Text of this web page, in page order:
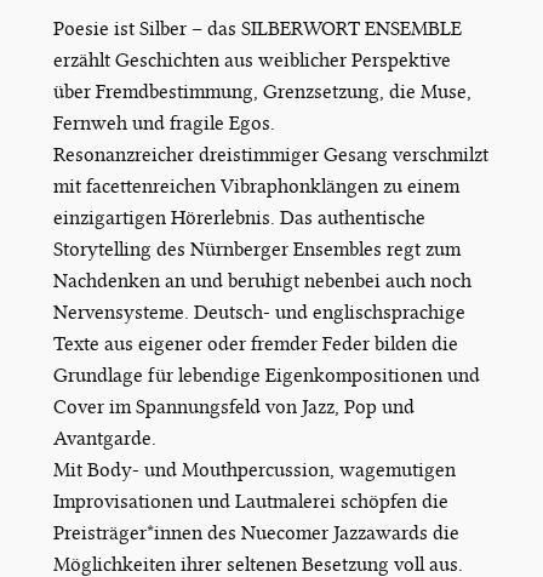
Poesie ist Silber – das SILBERWORT ENSEMBLE
erzählt Geschichten aus weiblicher Perspektive
über Fremdbestimmung, Grenzsetzung, die Muse,
Fernweh und fragile Egos.
Resonanzreicher dreistimmiger Gesang verschmilzt
mit facettenreichen Vibraphonklängen zu einem
einzigartigen Hörerlebnis. Das authentische
Storytelling des Nürnberger Ensembles regt zum
Nachdenken an und beruhigt nebenbei auch noch
Nervensysteme. Deutsch- und englischsprachige
Texte aus eigener oder fremder Feder bilden die
Grundlage für lebendige Eigenkompositionen und
Cover im Spannungsfeld von Jazz, Pop und
Avantgarde.
Mit Body- und Mouthpercussion, wagemutigen
Improvisationen und Lautmalerei schöpfen die
Preisträger*innen des Nuecomer Jazzawards die
Möglichkeiten ihrer seltenen Besetzung voll aus.